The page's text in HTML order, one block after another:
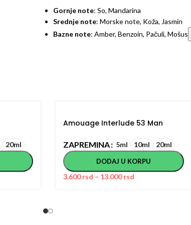
Gornje note: So, Mandarina
Srednje note: Morske note, Koža, Jasmin
Bazne note: Amber, Benzoin, Pačuli, Mošus
20ml
Amouage Interlude 53 Man
ZAPREMINA 5ml 10ml 20ml
DODAJ U KORPU
3.600rsd – 13.000rsd